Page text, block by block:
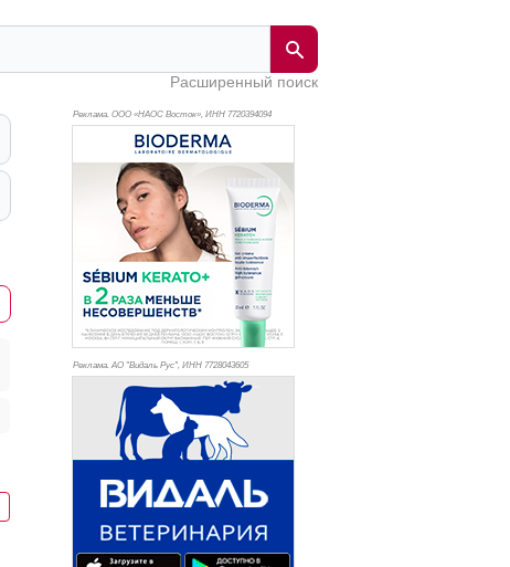
Расширенный поиск
Реклама. ООО «НАОС Восток», ИНН 7720394094
Реклама. АО "Видаль Рус", ИНН 7728043605